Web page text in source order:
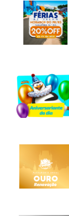
INFO
INFO
INFO